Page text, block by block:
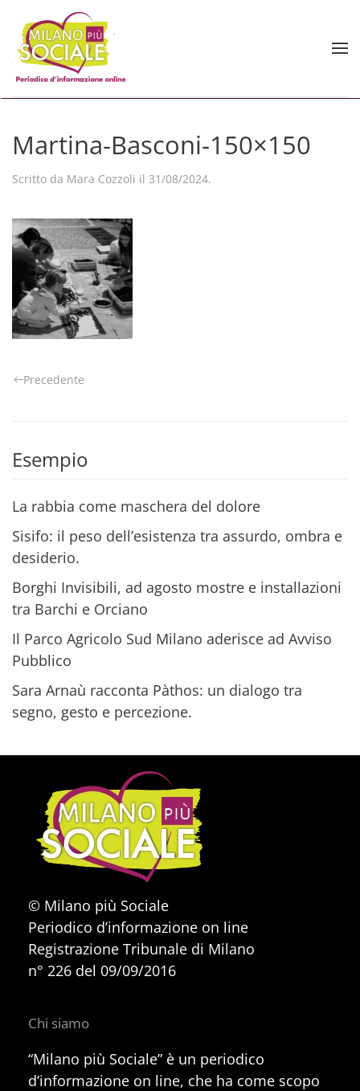
Skip to main content
Martina-Basconi-150×150
Scritto da Mara Cozzoli il 31/08/2024.
Precedente
Esempio
La rabbia come maschera del dolore
Sisifo: il peso dell’esistenza tra assurdo, ombra e
desiderio.
Borghi Invisibili, ad agosto mostre e installazioni
tra Barchi e Orciano
Il Parco Agricolo Sud Milano aderisce ad Avviso
Pubblico
Sara Arnaù racconta Pàthos: un dialogo tra
segno, gesto e percezione.
© Milano più Sociale
Periodico d’informazione on line
Registrazione Tribunale di Milano
n° 226 del 09/09/2016
Chi siamo
“Milano più Sociale” è un periodico
d’informazione on line, che ha come scopo